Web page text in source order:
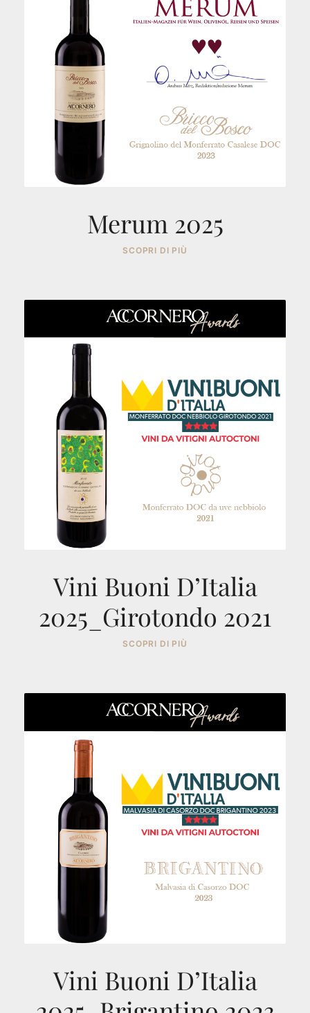
Merum 2025
SCOPRI DI PIÙ
Vini Buoni D’Italia
2025_Girotondo 2021
SCOPRI DI PIÙ
Vini Buoni D’Italia